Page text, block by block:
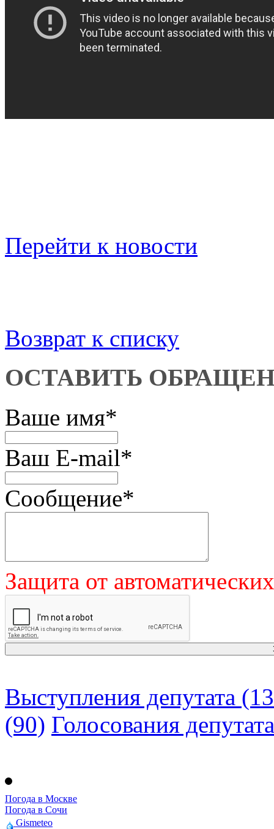
Перейти к новости
Возврат к списку
ОСТАВИТЬ
Ваше имя*
Ваш E-mail*
Сообщение*
Защита от
Выступления депутата
(90) Голосования депутата
Погода в Москве
Погода в Сочи
Gismeteo